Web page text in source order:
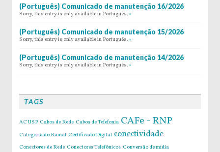
(Português) Comunicado de manutenção 16/2026
Sorry, this entry is only available in Português. »
(Português) Comunicado de manutenção 15/2026
Sorry, this entry is only available in Português. »
(Português) Comunicado de manutenção 14/2026
Sorry, this entry is only available in Português. »
TAGS
AC USP Cabos de Rede Cabos de Tefefonia CAFe - RNP
Categoria do Ramal Certificado Digital conectividade
Conectores de Rede Conectores Telefônicos Conversão de mídia